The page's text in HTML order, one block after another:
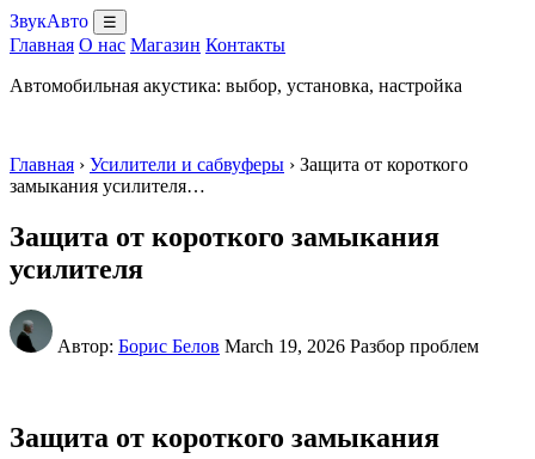
ЗвукАвто ☰
Главная О нас Магазин Контакты
Автомобильная акустика: выбор, установка, настройка
Главная › Усилители и сабвуферы › Защита от короткого
замыкания усилителя…
Защита от короткого замыкания
усилителя
Автор: Борис Белов March 19, 2026 Разбор проблем
Защита от короткого замыкания